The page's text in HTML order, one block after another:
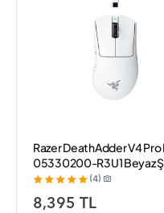
Razer DeathAdder V4 Pro
05330200-R3U1 Beyaz
Makrolu Optik Kablolu/
(4)
8,395 TL